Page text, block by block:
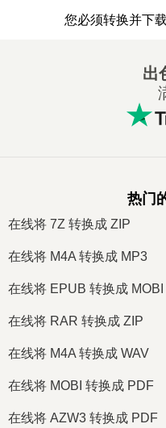
您必须转换并下
出
热门
在线将 7Z 转换成 ZIP
在线将 M4A 转换成 MP3
在线将 EPUB 转换成 MOBI
在线将 RAR 转换成 ZIP
在线将 M4A 转换成 WAV
在线将 MOBI 转换成 PDF
在线将 AZW3 转换成 PDF